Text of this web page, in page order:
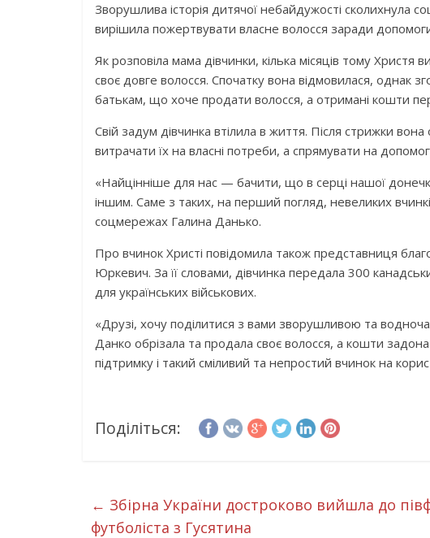
Зворушлива історія дитячої небайдужості сколихнула
вирішила пожертвувати власне волосся заради
Як розповіла мама дівчинки, кілька місяців тому
своє довге волосся. Спочатку вона відмовилася, однак
батькам, що хоче продати волосся, а отримані кошти
Свій задум дівчинка втілила в життя. Після стрижки
витрачати їх на власні потреби, а спрямувати на
«Найцінніше для нас — бачити, що в серці нашої
іншим. Саме з таких, на перший погляд, невеликих
соцмережах Галина Данько.
Про вчинок Христі повідомила також представниця
Юркевич. За її словами, дівчинка передала 300
для українських військових.
«Друзі, хочу поділитися з вами зворушливою та
Данко обрізала та продала своє волосся, а кошти
підтримку і такий сміливий та непростий вчинок на
Поділіться:
← Збірна України достроково вийшла до
футболіста з Гусятина